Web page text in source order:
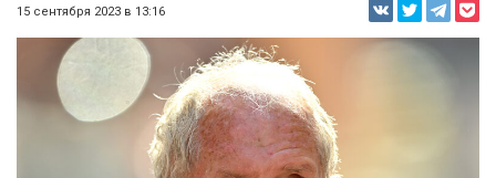
15 сентября 2023 в 13:16